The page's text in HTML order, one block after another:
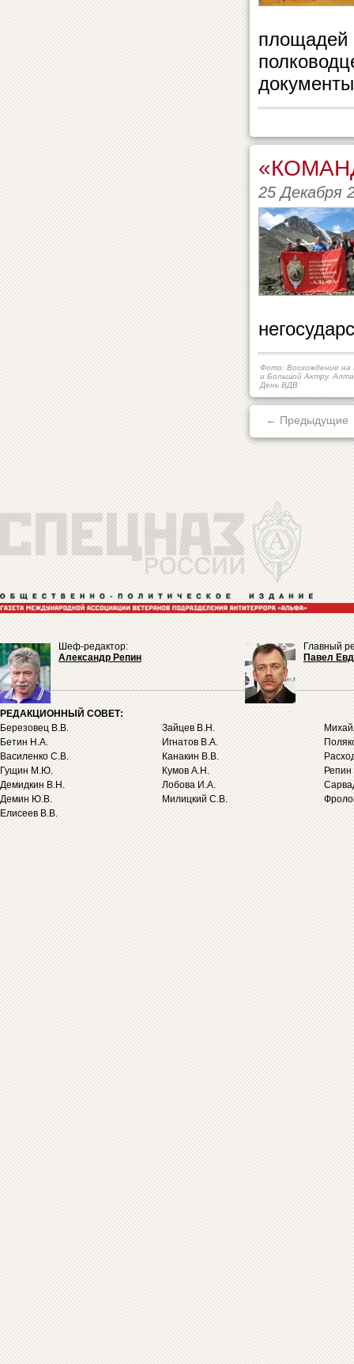
площадей
25 Декабря
Фото: Восхождение на
и Большой Актру.
День ВДВ
← Предыдущие
Шеф-редактор:
Александр Репин
Главный
Павел
РЕДАКЦИОННЫЙ СОВЕТ:
Березовец В.В.
Бетин Н.А.
Василенко С.В.
Гущин М.Ю.
Демидкин В.Н.
Демин Ю.В.
Елисеев В.В.
Зайцев В.Н.
Игнатов В.А.
Канакин В.В.
Кумов А.Н.
Лобова И.А.
Милицкий С.В.
Репин